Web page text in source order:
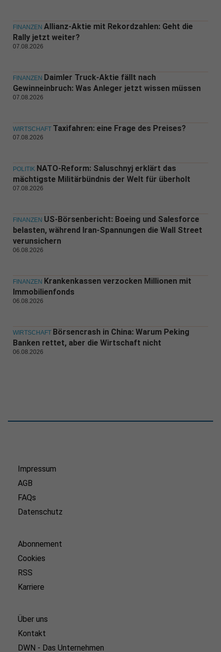
FINANZEN Allianz-Aktie mit Rekordzahlen: Geht die
Rally jetzt weiter?
07.08.2026
FINANZEN Daimler Truck-Aktie fällt nach
Gewinneinbruch: Was Anleger jetzt wissen müssen
07.08.2026
WIRTSCHAFT Taxifahren: eine Frage des Preises?
07.08.2026
POLITIK NATO-Reform: Saluschnyj erklärt das
mächtigste Militärbündnis der Welt für überholt
07.08.2026
FINANZEN US-Börsenbericht: Boeing und Salesforce
belasten, während Iran-Spannungen die Wall Street
verunsichern
06.08.2026
FINANZEN Krankenkassen verzocken Millionen mit
Immobilienfonds
06.08.2026
WIRTSCHAFT Börsencrash in China: Warum Peking
Banken rettet, aber die Wirtschaft nicht
06.08.2026
Impressum
AGB
FAQs
Datenschutz
Abonnement
Cookies
RSS
Karriere
Über uns
Kontakt
DWN - Das Unternehmen